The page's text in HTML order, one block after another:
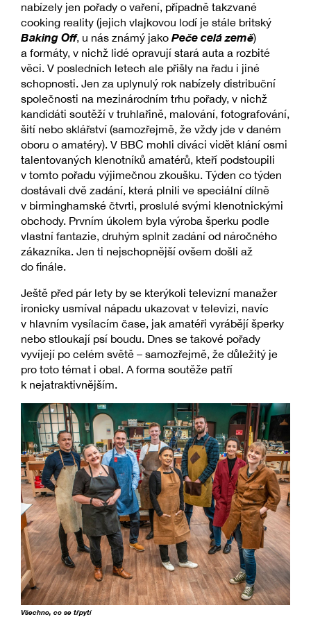
nabízely jen pořady o vaření, případně takzvané
cooking reality (jejich vlajkovou lodí je stále britský
Baking Off, u nás známý jako Peče celá země)
a formáty, v nichž lidé opravují stará auta a rozbité
věci. V posledních letech ale přišly na řadu i jiné
schopnosti. Jen za uplynulý rok nabízely distribuční
společnosti na mezinárodním trhu pořady, v nichž
kandidáti soutěží v truhlařině, malování, fotografování,
šití nebo sklářství (samozřejmě, že vždy jde v daném
oboru o amatéry). V BBC mohli diváci vidět klání osmi
talentovaných klenotníků amatérů, kteří podstoupili
v tomto pořadu výjimečnou zkoušku. Týden co týden
dostávali dvě zadání, která plnili ve speciální dílně
v birminghamské čtvrti, proslulé svými klenotnickými
obchody. Prvním úkolem byla výroba šperku podle
vlastní fantazie, druhým splnit zadání od náročného
zákazníka. Jen ti nejschopnější ovšem došli až
do finále.
Ještě před pár lety by se kterýkoli televizní manažer
ironicky usmíval nápadu ukazovat v televizi, navíc
v hlavním vysílacím čase, jak amatéři vyrábějí šperky
nebo stloukají psí boudu. Dnes se takové pořady
vyvíjejí po celém světě – samozřejmě, že důležitý je
pro toto témat i obal. A forma soutěže patří
k nejatraktivnějším.
Všechno, co se třpytí